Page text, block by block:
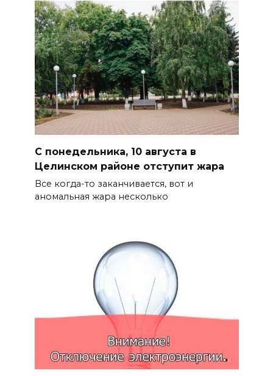
С понедельника, 10 августа в
Целинском районе отступит жара
Все когда-то заканчивается, вот и
аномальная жара несколько